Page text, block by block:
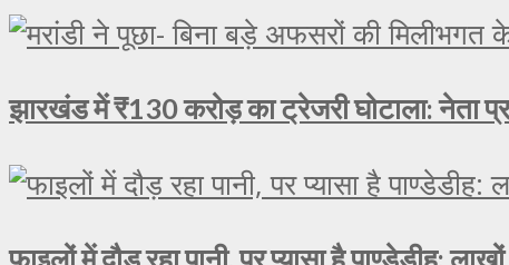
झारखंड में ₹130 करोड़ का ट्रेजरी घोटाला: नेता
फाइलों में दौड़ रहा पानी, पर प्यासा है पाण्डेडीह: